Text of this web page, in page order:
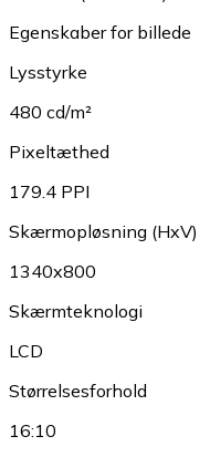
Egenskaber for billede
Lysstyrke
480 cd/m²
Pixeltæthed
179.4 PPI
Skærmopløsning (HxV)
1340x800
Skærmteknologi
LCD
Størrelsesforhold
16:10